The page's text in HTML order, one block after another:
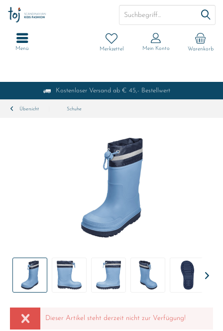
Kostenloser Versand ab € 45,- Bestellwert
Warenkorb
Merkzettel Mein Konto
Menü
Übersicht Schuhe
Dieser Artikel steht derzeit nicht zur Verfügung!